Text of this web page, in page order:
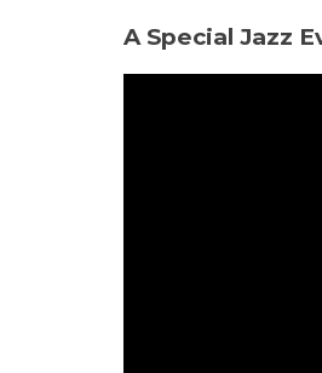
A Special Jazz